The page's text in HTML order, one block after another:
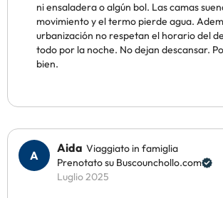
ni ensaladera o algún bol. Las camas
movimiento y el termo pierde agua.
urbanización no respetan el horario del
todo por la noche. No dejan descansar.
bien.
Aida Viaggiato in famiglia
Prenotato su Buscounchollo.com
Luglio 2025